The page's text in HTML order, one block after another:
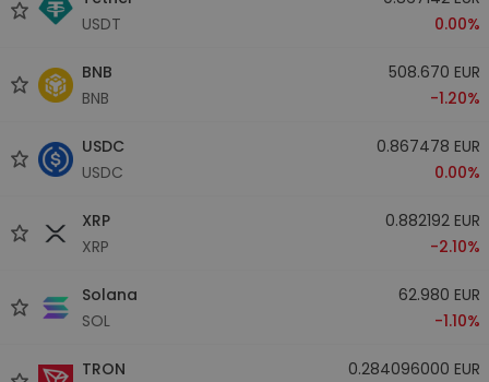
USDT
0.00%
BNB
BNB
508.670 EUR
-1.20%
USDC
USDC
0.867478 EUR
0.00%
XRP
XRP
0.882192 EUR
-2.10%
Solana
SOL
62.980 EUR
-1.10%
TRON
0.284096000 EUR